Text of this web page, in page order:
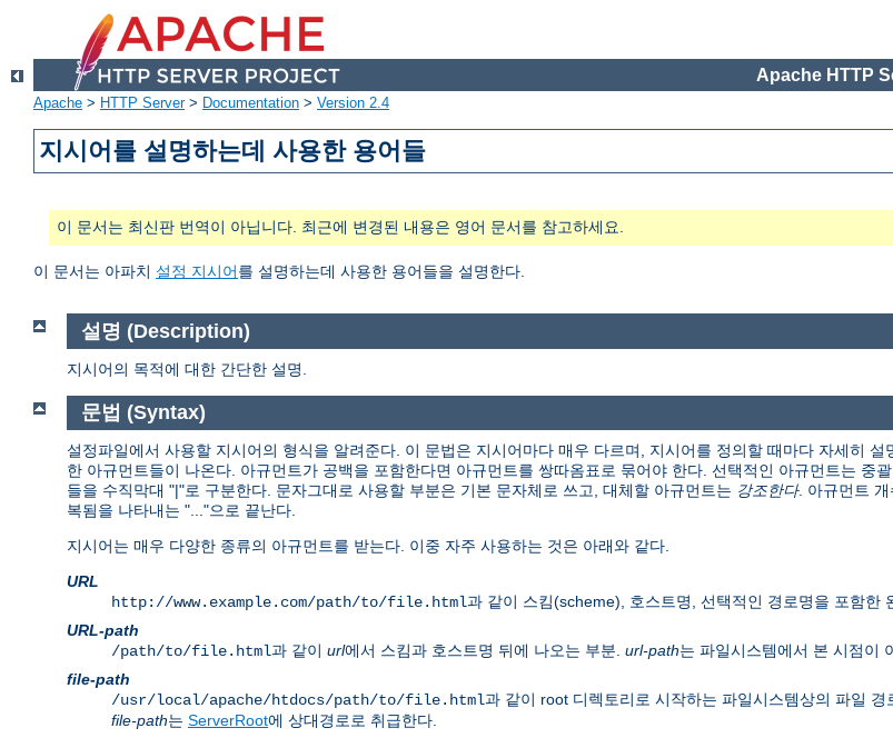
Apache HTTP
Apache > HTTP Server> Documentation > Version 2.4
지시어를 설명하는데 사용한 용어들
이 문서는 최신판 번역이 아닙니다. 최근에 변경된 내용은 영어 문서를 참고하세요.
이 문서는 아파치 설정 지시어를 설명하는데 사용한 용어들을 설명한다.
설명 (Description)
지시어의 목적에 대한 간단한 설명.
문법 (Syntax)
설정파일에서 사용할 지시어의 형식을 알려준다. 이 문법은 지시어마다 매우 다르며, 지시어를 정의할 때마다 자세히
한 아규먼트들이 나온다. 아규먼트가 공백을 포함한다면 아규먼트를 쌍따옴표로 묶어야 한다. 선택적인 아규먼트는 중
들을 수직막대 "|"로 구분한다. 문자그대로 사용할 부분은 기본 문자체로 쓰고, 대체할 아규먼트는 강조한다. 아규먼트
복됨을 나타내는 "..."으로 끝난다.
지시어는 매우 다양한 종류의 아규먼트를 받는다. 이중 자주 사용하는 것은 아래와 같다.
URL
http://www.example.com/path/to/file.html과 같이 스킴(scheme), 호스트명, 선택적인 경로명을 포함한
URL-path
/path/to/file.html과 같이 url에서 스킴과 호스트명 뒤에 나오는 부분. url-path는 파일시스템에서 본 시점이
file-path
/usr/local/apache/htdocs/path/to/file.html과 같이 root 디렉토리로 시작하는 파일시스템상의 파일
file-path는 ServerRoot에 상대경로로 취급한다.